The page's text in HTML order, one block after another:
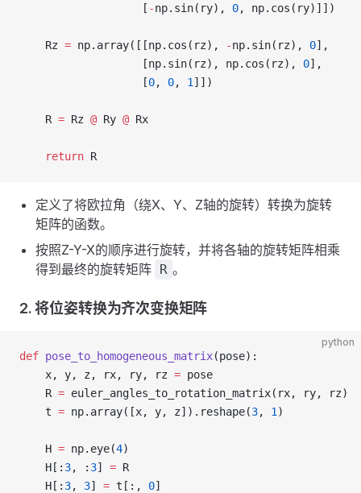
                   [
-np.sin(ry), 0, np.cos(ry)]])
    Rz
= np.array([[np.cos(rz), -np.sin(rz), 0],
                   [np.sin(rz), np.cos(rz),
0],
                   [
0, 0, 1 ]])
    R
= Rz @ Ry @ Rx
    return
R
定义了将欧拉角（绕X、Y、Z轴的旋转）转换为旋转
矩阵的函数。
按照Z-Y-X的顺序进行旋转，并将各轴的旋转矩阵相乘
得到最终的旋转矩阵 R 。
2.将位姿转换为齐次变换矩阵
python
def pose_to_homogeneous_matrix(pose):
    x, y, z, rx, ry, rz
= pose
    R
= euler_angles_to_rotation_matrix(rx, ry, rz)
    t
= np.array([x, y, z]).reshape(3, 1 )
    H
= np.eye(4)
    H[:
3, : 3] = R
    H[:
3, 3] = t[:, 0]